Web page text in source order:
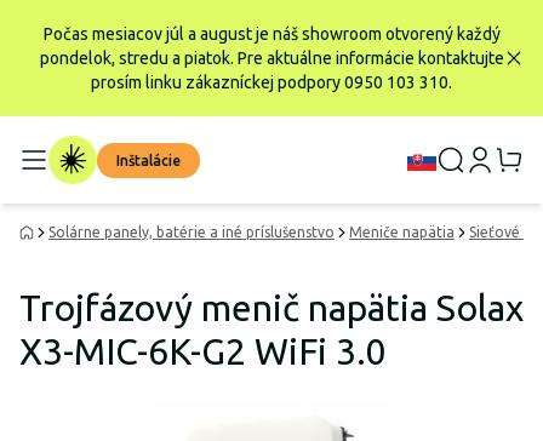
Počas mesiacov júl a august je náš showroom otvorený každý
pondelok, stredu a piatok. Pre aktuálne informácie kontaktujte
prosím linku zákazníckej podpory 0950 103 310.
Inštalácie
Solárne panely, batérie a iné príslušenstvo Meniče napätia Sieťové
Trojfázový menič napätia Solax
X3-MIC-6K-G2 WiFi 3.0